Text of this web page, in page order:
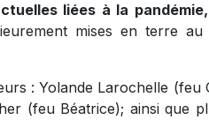
liées à la
mises en terre au
: Yolande Larochelle (feu
(feu Béatrice); ainsi que